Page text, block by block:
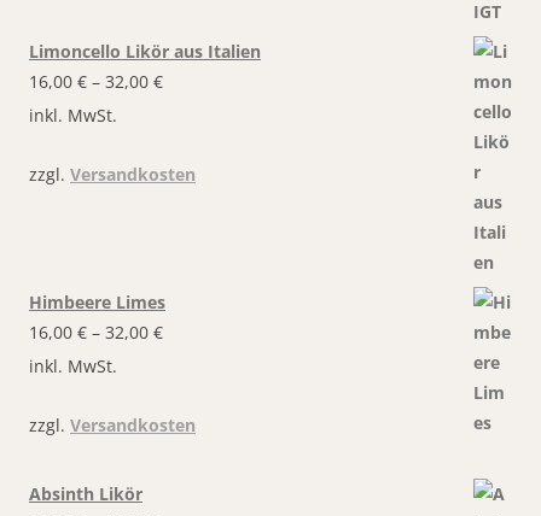
Limoncello Likör aus Italien
16,00 € – 32,00 €
inkl. MwSt.
zzgl. Versandkosten
Himbeere Limes
16,00 € – 32,00 €
inkl. MwSt.
zzgl. Versandkosten
Absinth Likör